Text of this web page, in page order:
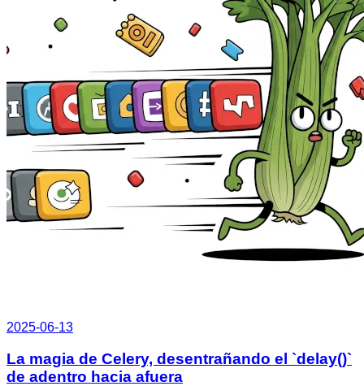
2025-06-13
La magia de Celery, desentrañando el `delay()`
de adentro hacia afuera